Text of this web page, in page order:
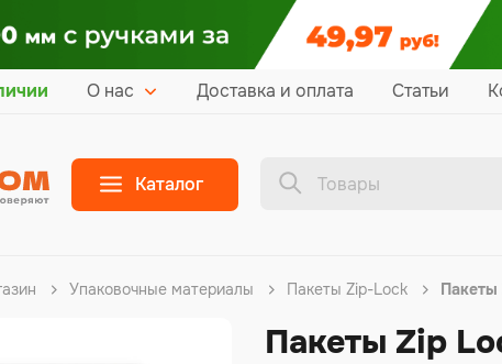
О нас Доставка и оплата Статьи
Каталог
Упаковочные материалы Пакеты Zip-Lock
Пакеты Zip